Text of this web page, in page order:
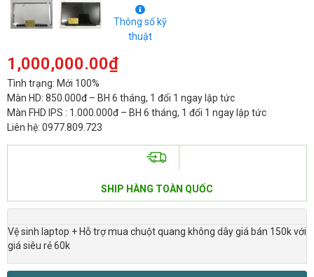
Thông số kỹ
thuật
1,000,000.00₫
Tình trạng: Mới 100%
Màn HD: 850.000đ – BH 6 tháng, 1 đổi 1 ngay lập tức
Màn FHD IPS : 1.000.000đ – BH 6 tháng, 1 đổi 1 ngay lập tức
Liên hệ: 0977.809.723
SHIP HÀNG TOÀN QUỐC
Vệ sinh laptop + Hỗ trợ mua chuột quang không dây giá bán 150k với
giá siêu rẻ 60k